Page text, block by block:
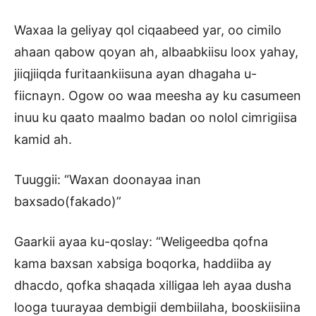
Waxaa la geliyay qol ciqaabeed yar, oo cimilo
ahaan qabow qoyan ah, albaabkiisu loox yahay,
jiiqjiiqda furitaankiisuna ayan dhagaha u-
fiicnayn. Ogow oo waa meesha ay ku casumeen
inuu ku qaato maalmo badan oo nolol cimrigiisa
kamid ah.
Tuuggii: “Waxan doonayaa inan
baxsado(fakado)”
Gaarkii ayaa ku-qoslay: “Weligeedba qofna
kama baxsan xabsiga boqorka, haddiiba ay
dhacdo, qofka shaqada xilligaa leh ayaa dusha
looga tuurayaa dembigii dembiilaha, booskiisiina